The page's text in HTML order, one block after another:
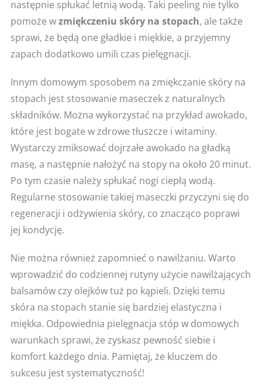
następnie spłukać letnią wodą. Taki peeling nie tylko
pomoże wzmiękczeniu skóry na stopach, ale także
sprawi, że będą one gładkie i miękkie, a przyjemny
zapach dodatkowo umili czas pielęgnacji.
Innym domowym sposobem na zmiękczanie skóry na
stopach jest stosowanie maseczek z naturalnych
składników. Można wykorzystać na przykład awokado,
które jest bogate w zdrowe tłuszcze i witaminy.
Wystarczy zmiksować dojrzałe awokado na gładką
masę, a następnie nałożyć na stopy na około 20 minut.
Po tym czasie należy spłukać nogi ciepłą wodą.
Regularne stosowanie takiej maseczki przyczyni się do
regeneracji i odżywienia skóry, co znacząco poprawi
jej kondycję.
Nie można również zapomnieć o nawilżaniu. Warto
wprowadzić do codziennej rutyny użycie nawilżających
balsamów czy olejków tuż po kąpieli. Dzięki temu
skóra na stopach stanie się bardziej elastyczna i
miękka. Odpowiednia pielęgnacja stóp w domowych
warunkach sprawi, że zyskasz pewność siebie i
komfort każdego dnia. Pamiętaj, że kluczem do
sukcesu jest systematyczność!